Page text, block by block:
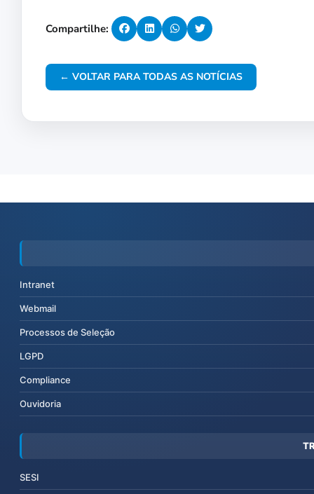
Compartilhe:
← VOLTAR PARA TODAS AS NOTÍCIAS
Intranet
Webmail
Processos de Seleção
LGPD
Compliance
Ouvidoria
SESI